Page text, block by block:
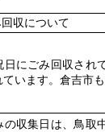
収について
日にごみ回収され
ています。倉吉市
の収集日は、鳥取